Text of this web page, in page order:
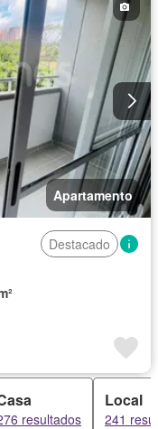
Apartamento
Destacado
resultados
Local
241